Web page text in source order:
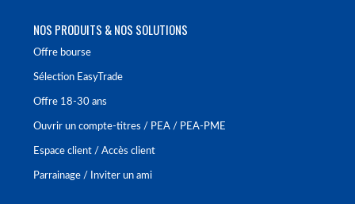
NOS PRODUITS & NOS SOLUTIONS
Offre bourse
Sélection EasyTrade
Offre 18-30 ans
Ouvrir un compte-titres / PEA / PEA-PME
Espace client / Accès client
Parrainage / Inviter un ami